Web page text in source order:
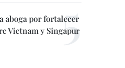
aboga por fortalecer
Vietnam y Singapur